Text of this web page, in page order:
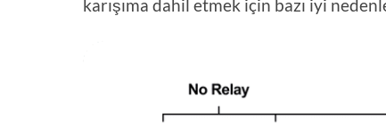
karışıma dahil etmek için bazı iyi